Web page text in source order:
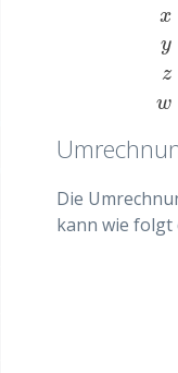
x
y
z
w
x=
Die
kann wie